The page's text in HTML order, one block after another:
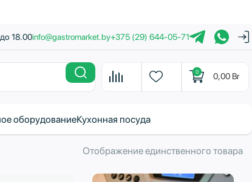
18.00info@gastromarket.by+375 (29) 644-05-71
0 0,00 Br
оборудованиеКухонная посуда
Отображение единственного товара